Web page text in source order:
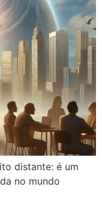
distante: é um
no mundo